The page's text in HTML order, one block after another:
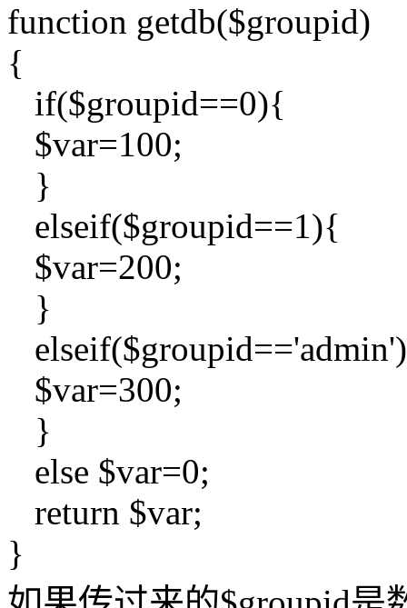
function getdb($groupid)
{
if($groupid==0){
$var=100;
}
elseif($groupid==1){
$var=200;
}
$var=300;
}
else $var=0;
return $var;
}